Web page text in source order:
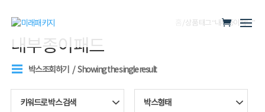
/ 상품 태그 “내부종이패드”
내부종이패드
박스조회하기 Showing the single result
키워드로 박스 검색 박스형태